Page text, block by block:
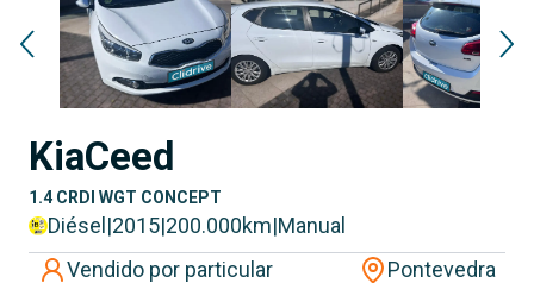
KiaCeed
1.4 CRDI WGT CONCEPT
Diésel |2015|200.000km|Manual
Vendido por particular
Pontevedra